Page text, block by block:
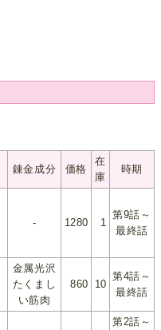
錬金成分 価格
在
庫
時期
- 1280 1
第9話～
最終話
金属光沢
たくまし
い筋肉
860 10
第4話～
最終話
第2話～